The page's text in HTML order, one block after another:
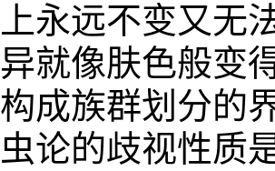
永远不变又无
就像肤色般变
成族群划分的
论的歧视性质